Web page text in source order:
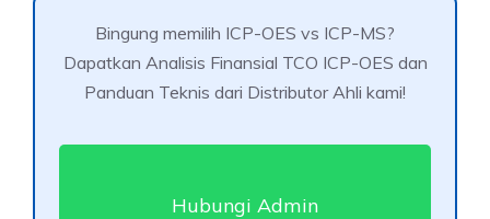
Bingung memilih ICP-OES vs ICP-MS?
Dapatkan Analisis Finansial TCO ICP-OES dan
Panduan Teknis dari Distributor Ahli kami!
Hubungi Admin